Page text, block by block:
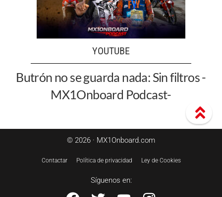
YOUTUBE
Butrón no se guarda nada: Sin filtros -
MX1Onboard Podcast-
© 2026 · MX1Onboard.com
Contactar Política de privacidad Ley de Cookies
Síguenos en: